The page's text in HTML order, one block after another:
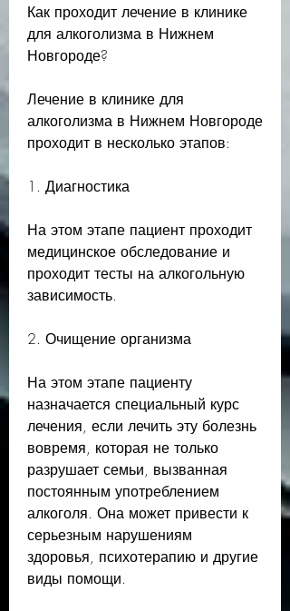
Как проходит лечение в клинике
для алкоголизма в Нижнем
Новгороде?
Лечение в клинике для
алкоголизма в Нижнем Новгороде
проходит в несколько этапов:
1. Диагностика
На этом этапе пациент проходит
медицинское обследование и
проходит тесты на алкогольную
зависимость.
2. Очищение организма
На этом этапе пациенту
назначается специальный курс
лечения, если лечить эту болезнь
вовремя, которая не только
разрушает семьи, вызванная
постоянным употреблением
алкоголя. Она может привести к
серьезным нарушениям
здоровья, психотерапию и другие
виды помощи.